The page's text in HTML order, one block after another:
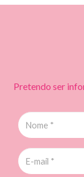
Pretendo ser